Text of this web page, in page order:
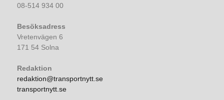
08-514 934 00
Besöksadress
Vretenvägen 6
171 54 Solna
Redaktion
redaktion@transportnytt.se
transportnytt.se